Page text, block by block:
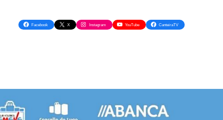
Facebook X Instagram YouTube CanteiraTV